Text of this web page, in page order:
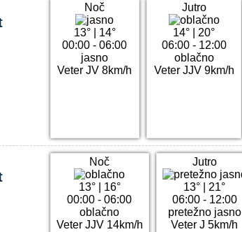
Noč
13°| 14°
00:00 - 06:00
jasno
Veter JV 8km/h
Jutro
14°
20°
06:00 - 12:00
oblačno
Veter JJV 9km/h
Noč
13°| 16°
00:00 - 06:00
oblačno
Veter JJV 14km/h
Jutro
13°
21°
06:00 - 12:00
pretežno jasno
Veter J 5km/h